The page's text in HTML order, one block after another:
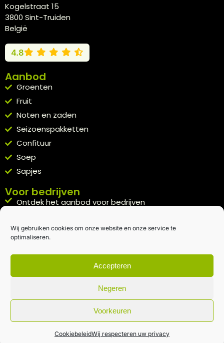
Wij gebruiken cookies om onze website en onze service te
optimaliseren.
Accepteren
Negeren
Voorkeuren
CookiebeleidWij respecteren uw privacy
Kogelstraat 15
3800 Sint-Truiden
België
4.8
Aanbod
Groenten
Fruit
Noten en zaden
Seizoenspakketten
Confituur
Soep
Sapjes
Voor bedrijven
Ontdek het aanbod voor bedrijven
Kennismakingspakket aanvragen
Blijft op de hoogte
Rechtstreeks van het veld naar je inbox.
Inschrijven nieuwsbrief
Algemene voorwaarden|Privacybeleid| gemaakt met door
creativitijd